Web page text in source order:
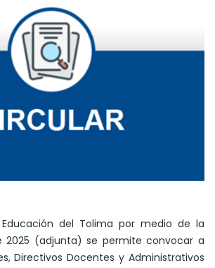
del Tolima por medio de la
2025 (adjunta) se permite convocar a
Directivos Docentes y Administrativos